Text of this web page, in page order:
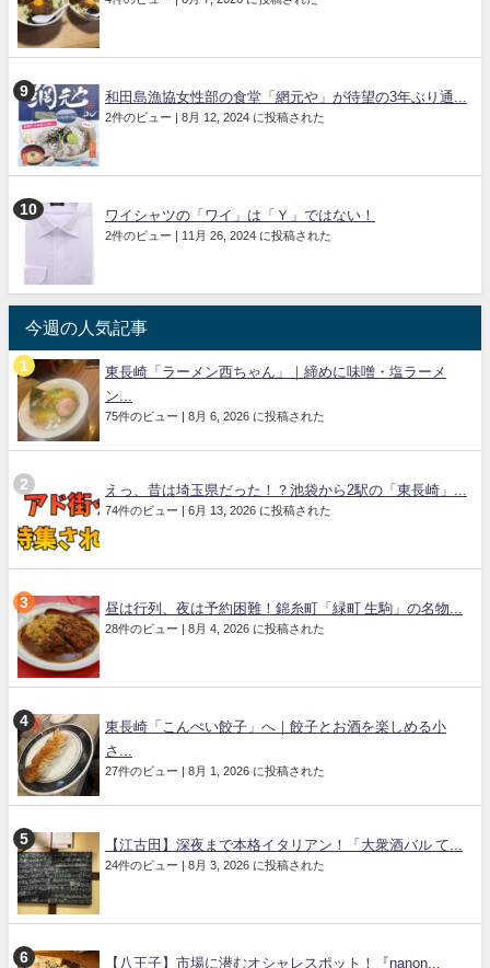
和田島漁協女性部の食堂「網元や」が待望の3年ぶり通...
2件のビュー | 8月 12, 2024 に投稿された
ワイシャツの「ワイ」は「Ｙ」ではない！
2件のビュー | 11月 26, 2024 に投稿された
今週の人気記事
東長崎「ラーメン西ちゃん」｜締めに味噌・塩ラーメ
ン...
75件のビュー | 8月 6, 2026 に投稿された
えっ、昔は埼玉県だった！？池袋から2駅の「東長崎」...
74件のビュー | 6月 13, 2026 に投稿された
昼は行列、夜は予約困難！錦糸町「緑町 生駒」の名物...
28件のビュー | 8月 4, 2026 に投稿された
東長崎「こんぺい餃子」へ｜餃子とお酒を楽しめる小
さ...
27件のビュー | 8月 1, 2026 に投稿された
【江古田】深夜まで本格イタリアン！「大衆酒バル て...
24件のビュー | 8月 3, 2026 に投稿された
【八王子】市場に潜むオシャレスポット！『nanon...